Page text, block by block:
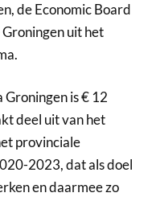
de Economic Board
uit het
is € 12
deel uit van het
provinciale
2023, dat als doel
en daarmee zo